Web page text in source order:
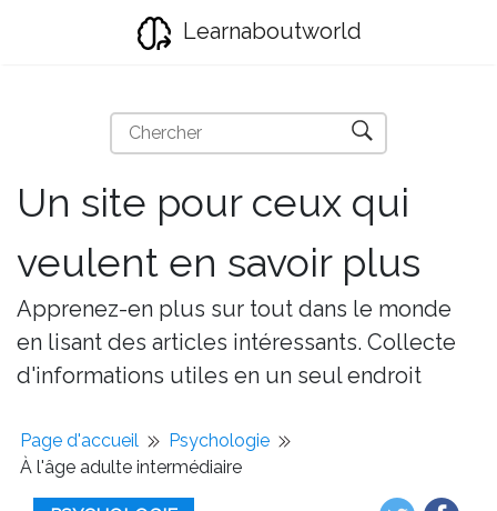
Learnaboutworld
Un site pour ceux qui
veulent en savoir plus
Apprenez-en plus sur tout dans le monde
en lisant des articles intéressants. Collecte
d'informations utiles en un seul endroit
Page d'accueil
Psychologie
À l'âge adulte intermédiaire